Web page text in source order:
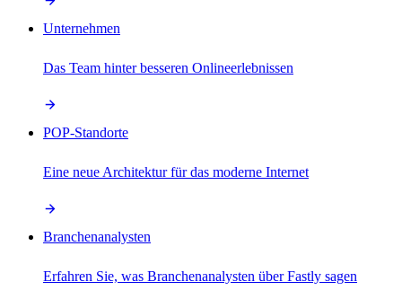
Unternehmen
Das Team hinter besseren Onlineerlebnissen
POP-Standorte
Eine neue Architektur für das moderne Internet
Branchenanalysten
Erfahren Sie, was Branchenanalysten über Fastly sagen